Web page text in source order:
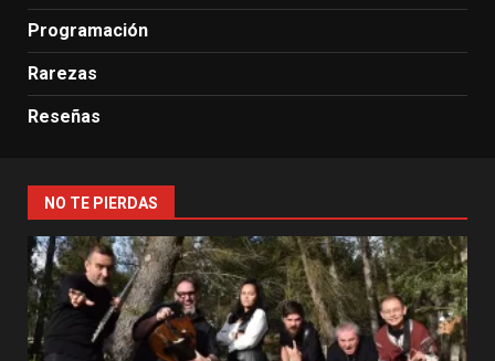
Programación
Rarezas
Reseñas
NO TE PIERDAS